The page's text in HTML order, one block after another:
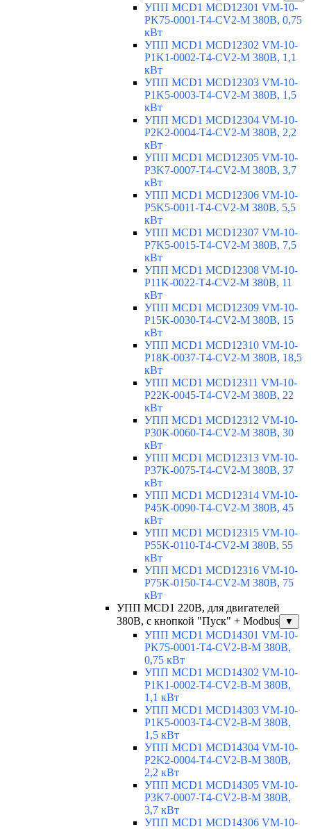
УПП MCD1 MCD12301 VM-10-
PK75-0001-T4-CV2-M 380В, 0,75
кВт
УПП MCD1 MCD12302 VM-10-
P1K1-0002-T4-CV2-M 380В, 1,1
кВт
УПП MCD1 MCD12303 VM-10-
P1K5-0003-T4-CV2-M 380В, 1,5
кВт
УПП MCD1 MCD12304 VM-10-
P2K2-0004-T4-CV2-M 380В, 2,2
кВт
УПП MCD1 MCD12305 VM-10-
P3K7-0007-T4-CV2-M 380В, 3,7
кВт
УПП MCD1 MCD12306 VM-10-
P5K5-0011-T4-CV2-M 380В, 5,5
кВт
УПП MCD1 MCD12307 VM-10-
P7K5-0015-T4-CV2-M 380В, 7,5
кВт
УПП MCD1 MCD12308 VM-10-
P11K-0022-T4-CV2-M 380В, 11
кВт
УПП MCD1 MCD12309 VM-10-
P15K-0030-T4-CV2-M 380В, 15
кВт
УПП MCD1 MCD12310 VM-10-
P18K-0037-T4-CV2-M 380В, 18,5
кВт
УПП MCD1 MCD12311 VM-10-
P22K-0045-T4-CV2-M 380В, 22
кВт
УПП MCD1 MCD12312 VM-10-
P30K-0060-T4-CV2-M 380В, 30
кВт
УПП MCD1 MCD12313 VM-10-
P37K-0075-T4-CV2-M 380В, 37
кВт
УПП MCD1 MCD12314 VM-10-
P45K-0090-T4-CV2-M 380В, 45
кВт
УПП MCD1 MCD12315 VM-10-
P55K-0110-T4-CV2-M 380В, 55
кВт
УПП MCD1 MCD12316 VM-10-
P75K-0150-T4-CV2-M 380В, 75
кВт
УПП MCD1 220В, для двигателей
380В, с кнопкой "Пуск" + Modbus
▼
УПП MCD1 MCD14301 VM-10-
PK75-0001-T4-CV2-B-M 380В,
0,75 кВт
УПП MCD1 MCD14302 VM-10-
P1K1-0002-T4-CV2-B-M 380В,
1,1 кВт
УПП MCD1 MCD14303 VM-10-
P1K5-0003-T4-CV2-B-M 380В,
1,5 кВт
УПП MCD1 MCD14304 VM-10-
P2K2-0004-T4-CV2-B-M 380В,
2,2 кВт
УПП MCD1 MCD14305 VM-10-
P3K7-0007-T4-CV2-B-M 380В,
3,7 кВт
УПП MCD1 MCD14306 VM-10-